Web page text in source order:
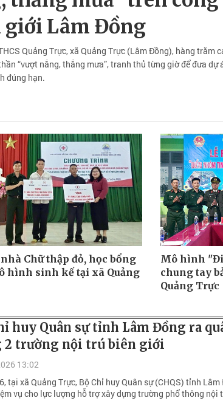
Lâm Đồng
Quảng Trực, xã Quảng Trực (Lâm Đồng), hàng trăm
“vượt nắng, thắng mưa”, tranh thủ từng giờ để đưa dự
đúng hạn.
Chữ thập đỏ, học bổng
hình sinh kế tại xã Quảng
Mô hình
chung tay
Quảng Trực
huy Quân sự tỉnh Lâm Đồng ra
2 trường nội trú biên giới
13:02
tại xã Quảng Trực, Bộ Chỉ huy Quân sự (CHQS) tỉnh
vụ cho lực lượng hỗ trợ xây dựng trường phổ thông nội